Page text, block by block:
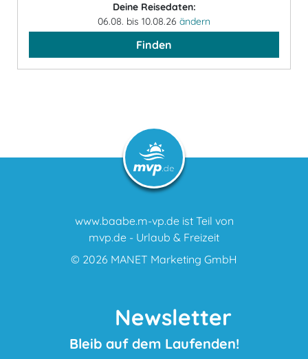
Deine Reisedaten:
06.08. bis 10.08.26 ändern
Finden
www.baabe.m-vp.de ist Teil von
mvp.de - Urlaub & Freizeit
© 2026 MANET Marketing GmbH
Newsletter
Bleib auf dem Laufenden!